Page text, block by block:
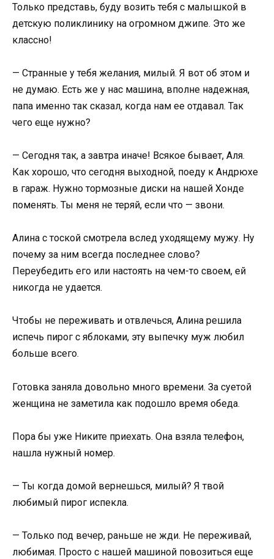
Только представь, буду возить тебя с малышкой в
детскую поликлинику на огромном джипе. Это же
классно!
— Странные у тебя желания, милый. Я вот об этом и
не думаю. Есть же у нас машина, вполне надежная,
папа именно так сказал, когда нам ее отдавал. Так
чего еще нужно?
— Сегодня так, а завтра иначе! Всякое бывает, Аля.
Как хорошо, что сегодня выходной, поеду к Андрюхе
в гараж. Нужно тормозные диски на нашей Хонде
поменять. Ты меня не теряй, если что — звони.
Алина с тоской смотрела вслед уходящему мужу. Ну
почему за ним всегда последнее слово?
Переубедить его или настоять на чем-то своем, ей
никогда не удается.
Чтобы не переживать и отвлечься, Алина решила
испечь пирог с яблоками, эту выпечку муж любил
больше всего.
Готовка заняла довольно много времени. За суетой
женщина не заметила как подошло время обеда.
Пора бы уже Никите приехать. Она взяла телефон,
нашла нужный номер.
— Ты когда домой вернешься, милый? Я твой
любимый пирог испекла.
— Только под вечер, раньше не жди. Не переживай,
любимая. Просто с нашей машиной повозиться еще